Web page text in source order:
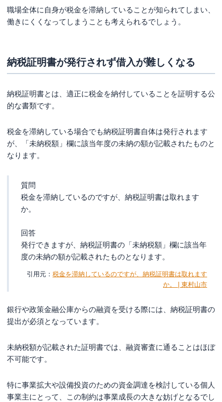
職場全体に自身が税金を滞納していることが知られてしまい、
働きにくくなってしまうことも考えられるでしょう。
納税証明書が発行されず借入が難しくなる
納税証明書とは、適正に税金を納付していることを証明する公
的な書類です。
税金を滞納している場合でも納税証明書自体は発行されます
が、「未納税額」欄に該当年度の未納の額が記載されたものと
なります。
質問
税金を滞納しているのですが、納税証明書は取れます
か。
回答
発行できますが、納税証明書の「未納税額」欄に該当年
度の未納の額が記載されたものとなります。
税金を滞納しているのですが、納税証明書は取れます
か。 | 東村山市
銀行や政策金融公庫からの融資を受ける際には、納税証明書の
提出が必須となっています。
未納税額が記載された証明書では、融資審査に通ることはほぼ
不可能です。
特に事業拡大や設備投資のための資金調達を検討している個人
事業主にとって、この制約は事業成長の大きな妨げとなるでし